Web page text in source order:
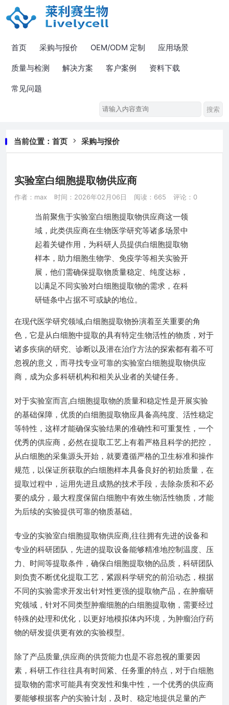
首页 采购与报价 OEM/ODM 定制 应用场景
质量与检测 解决方案 客户案例 资料下载
常见问题
当前位置： 首页 采购与报价
实验室白细胞提取物供应商
作者：max 时间：2026年02月06日 阅读：665 评论：0
当前聚焦于实验室白细胞提取物供应商这一领
域，此类供应商在生物医学研究等诸多场景中
起着关键作用，为科研人员提供白细胞提取物
样本，助力细胞生物学、免疫学等相关实验开
展，他们需确保提取物质量稳定、纯度达标，
以满足不同实验对白细胞提取物的需求，在科
研链条中占据不可或缺的地位。
在现代医学研究领域,白细胞提取物扮演着至关重要的角
色，它是从白细胞中提取的具有特定生物活性的物质，对于
诸多疾病的研究、诊断以及潜在治疗方法的探索都有着不可
忽视的意义，而寻找专业可靠的实验室白细胞提取物供应
商，成为众多科研机构和相关从业者的关键任务。
对于实验室而言,白细胞提取物的质量和稳定性是开展实验
的基础保障，优质的白细胞提取物应具备高纯度、活性稳定
等特性，这样才能确保实验结果的准确性和可重复性，一个
优秀的供应商，必然在提取工艺上有着严格且科学的把控，
从白细胞的采集源头开始，就要遵循严格的卫生标准和操作
规范，以保证所获取的白细胞样本具备良好的初始质量，在
提取过程中，运用先进且成熟的技术手段，去除杂质和不必
要的成分，最大程度保留白细胞中有效生物活性物质，才能
为后续的实验提供可靠的物质基础。
专业的实验室白细胞提取物供应商,往往拥有先进的设备和
专业的科研团队，先进的提取设备能够精准地控制温度、压
力、时间等提取条件，确保白细胞提取物的品质，科研团队
则负责不断优化提取工艺，紧跟科学研究的前沿动态，根据
不同的实验需求开发出针对性更强的提取物产品，在肿瘤研
究领域，针对不同类型肿瘤细胞的白细胞提取物，需要经过
特殊的处理和优化，以更好地模拟体内环境，为肿瘤治疗药
物的研发提供更有效的实验模型。
除了产品质量,供应商的供货能力也是不容忽视的重要因
素，科研工作往往具有时间紧、任务重的特点，对于白细胞
提取物的需求可能具有突发性和集中性，一个优秀的供应商
要能够根据客户的实验计划，及时、稳定地提供足量的产